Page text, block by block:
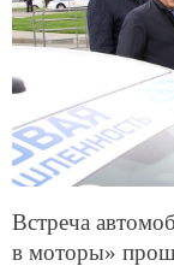
Встреча
в моторы»